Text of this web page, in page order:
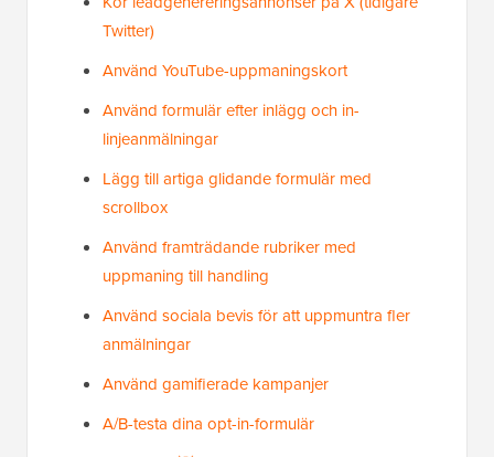
Twitter)
Använd YouTube-uppmaningskort
Använd formulär efter inlägg och in-
linjeanmälningar
Lägg till artiga glidande formulär med
scrollbox
Använd framträdande rubriker med
uppmaning till handling
Använd sociala bevis för att uppmuntra fler
anmälningar
Använd gamifierade kampanjer
A/B-testa dina opt-in-formulär